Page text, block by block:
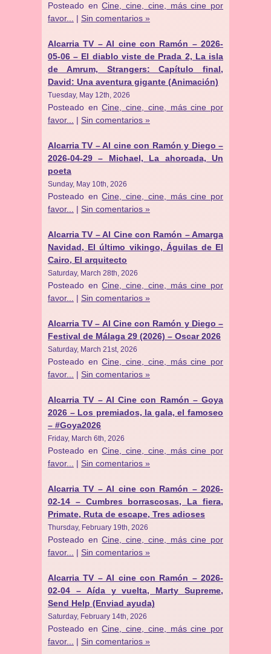
Posteado enCine, cine, cine, más cine por
favor...
| Sin comentarios »
Alcarria TV – Al cine con Ramón – 2026-
05-06 – El diablo viste de Prada 2, La isla
de Amrum, Strangers: Capítulo final,
David: Una aventura gigante (Animación)
Tuesday, May 12th, 2026
Posteado enCine, cine, cine, más cine por
favor...
| Sin comentarios »
Alcarria TV – Al cine con Ramón y Diego –
2026-04-29 – Michael, La ahorcada, Un
poeta
Sunday, May 10th, 2026
Posteado enCine, cine, cine, más cine por
favor...
| Sin comentarios »
Alcarria TV – Al Cine con Ramón – Amarga
Navidad, El último vikingo, Águilas de El
Cairo, El arquitecto
Saturday, March 28th, 2026
Posteado enCine, cine, cine, más cine por
favor...
| Sin comentarios »
Alcarria TV – Al Cine con Ramón y Diego –
Festival de Málaga 29 (2026) – Oscar 2026
Saturday, March 21st, 2026
Posteado enCine, cine, cine, más cine por
favor...
| Sin comentarios »
Alcarria TV – Al Cine con Ramón – Goya
2026 – Los premiados, la gala, el famoseo
– #Goya2026
Friday, March 6th, 2026
Posteado enCine, cine, cine, más cine por
favor...
| Sin comentarios »
Alcarria TV – Al cine con Ramón – 2026-
02-14 – Cumbres borrascosas, La fiera,
Primate, Ruta de escape, Tres adioses
Thursday, February 19th, 2026
Posteado enCine, cine, cine, más cine por
favor...
| Sin comentarios »
Alcarria TV – Al cine con Ramón – 2026-
02-04 – Aída y vuelta, Marty Supreme,
Send Help (Enviad ayuda)
Saturday, February 14th, 2026
Posteado enCine, cine, cine, más cine por
favor...
| Sin comentarios »